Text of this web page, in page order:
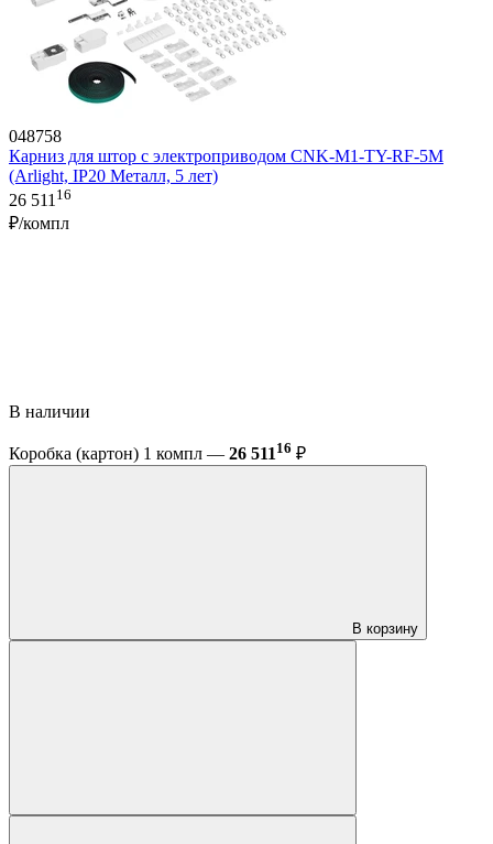
048758
Карниз для штор с электроприводом CNK-M1-TY-RF-5M
(Arlight, IP20 Металл, 5 лет)
26 511 16
₽/компл
В наличии
Коробка (картон) 1 компл — 26 51116 ₽
В корзину